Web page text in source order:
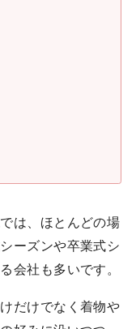
は、ほとんどの場
ーズンや卒業式シ
会社も多いです。
だけでなく着物や